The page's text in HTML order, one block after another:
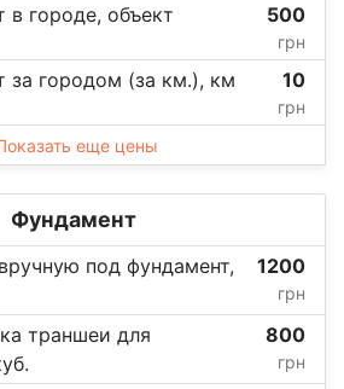
в городе, объект 500
грн
за городом (за км.), км 10
грн
еще цены
Фундамент
под фундамент,
1200
грн
траншеи для
800
грн